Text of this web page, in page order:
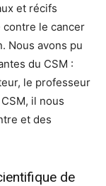
et récifs
contre le cancer
Nous avons pu
du CSM :
le professeur
il nous
et des
de